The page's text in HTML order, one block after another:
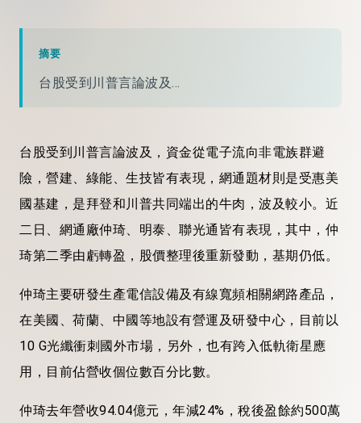
摘要
台股受到川普言論波及...
台股受到川普言論波及，資金從電子流向非電族群避
險，營建、綠能、生技皆有表現，網通題材則是受惠美
國基建，是拜登和川普共同端出的牛肉，波及較小。近
二日、網通廠仲琦、明泰、聯光通皆有表現，其中，仲
琦第二季由虧轉盈，股價整理後重新發動，基期仍低。
仲琦主要研發生產電信設備及有線寬頻相關網路產品，
在美國、荷蘭、中國等地設有營運及研發中心，目前以
10 G光纖衝刺國外市場，另外，也有跨入低軌衛星應
用，目前佔營收個位數百分比數。
仲琦去年營收94.04億元，年減24%，稅後盈餘約500萬